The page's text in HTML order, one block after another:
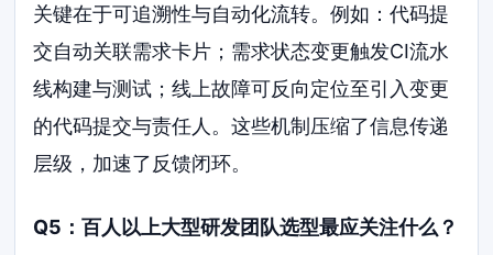
关键在于可追溯性与自动化流转。例如：代码提
交自动关联需求卡片；需求状态变更触发CI流水
线构建与测试；线上故障可反向定位至引入变更
的代码提交与责任人。这些机制压缩了信息传递
层级，加速了反馈闭环。
Q5：百人以上大型研发团队选型最应关注什么？